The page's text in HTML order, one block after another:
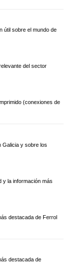
útil sobre el mundo de
del sector
(conexiones de
Galicia y sobre los
y la información más
destacada de Ferrol
destacada de